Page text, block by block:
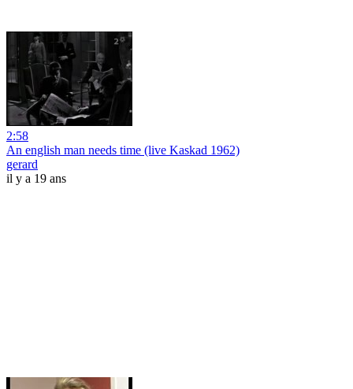
2:58
An english man needs time (live Kaskad 1962)
gerard
il y a 19 ans